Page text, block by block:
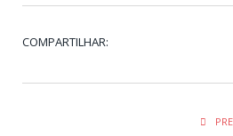
COMPARTILHAR: